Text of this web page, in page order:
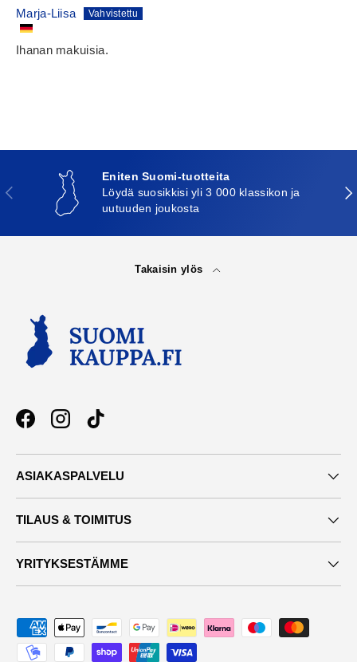
Marja-Liisa
Ihanan makuisia.
Edellinen
Eniten Suomi-tuotteita
Löydä suosikkisi yli 3 000 klassikon ja
uutuuden joukosta
Takaisin ylös
FacebookInstagramTikTok
ASIAKASPALVELU
TILAUS & TOIMITUS
YRITYKSESTÄMME
Maksutavat